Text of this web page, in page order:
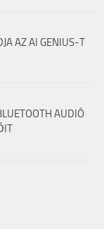
AZ AI GENIUS-T
AUDIÓ